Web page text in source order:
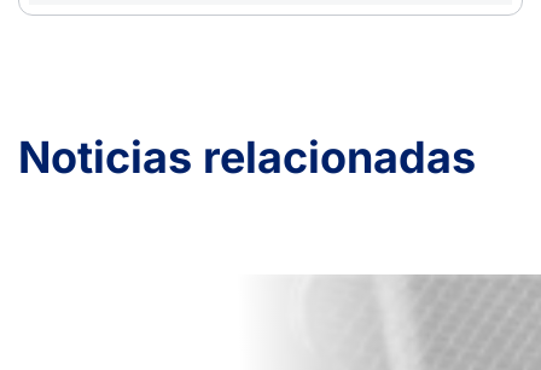
Noticias relacionadas